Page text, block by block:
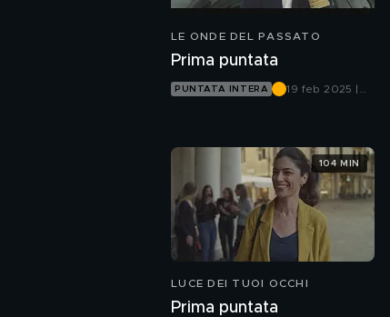
LE ONDE DEL PASSATO
Prima puntata
PUNTATA INTERA
19 feb 2025 |
LUCE DEI TUOI OCCHI
Prima puntata
104 MIN